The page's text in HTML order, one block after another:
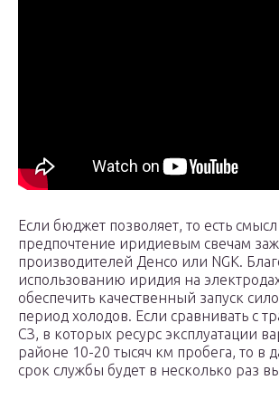
Если бюджет позволяет, то есть смысл
предпочтение иридиевым свечам
производителей Денсо или NGK.
использованию иридия на
обеспечить качественный запуск
период холодов. Если сравнивать с
СЗ, в которых ресурс эксплуатации
районе 10-20 тысяч км пробега, то в
срок службы будет в несколько раз